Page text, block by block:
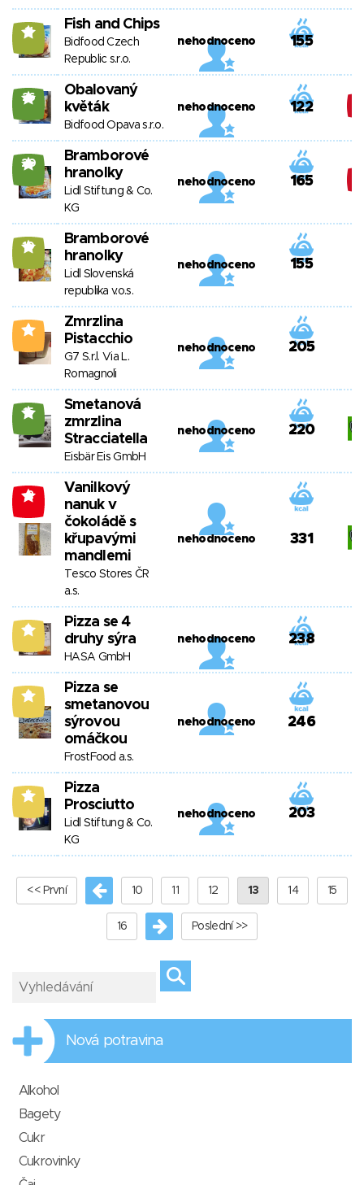
11 Fish and Chips
Bidfood Czech
Republic s.r.o.
nehodnoceno 155
26
Obalovaný
květák
Bidfood Opava s.r.o.
nehodnoceno 122
20
Bramborové
hranolky
Lidl Stiftung & Co.
KG
nehodnoceno 165
10
Bramborové
hranolky
Lidl Slovenská
republika v.o.s.
nehodnoceno 155
1
Zmrzlina
Pistacchio
G7 S.r.l. Via L.
Romagnoli
nehodnoceno 205
15
Smetanová
zmrzlina
Stracciatella
Eisbär Eis GmbH
nehodnoceno 220
-2
Vanilkový
nanuk v
čokoládě s
křupavými
mandlemi
Tesco Stores ČR
a.s.
nehodnoceno 331
9
Pizza se 4
druhy sýra
HASA GmbH
nehodnoceno 238
8
Pizza se
smetanovou
sýrovou
omáčkou
FrostFood a.s.
nehodnoceno 246
5
Pizza
Prosciutto
Lidl Stiftung & Co.
KG
nehodnoceno 203
<< První 10 11 12 13 14 15
16 Poslední >>
Nová potravina
Alkohol
Bagety
Cukr
Cukrovinky